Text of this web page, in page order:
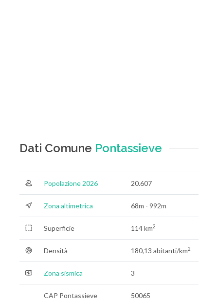
Dati Comune Pontassieve
Popolazione 2026 20.607
Zona altimetrica 68m - 992m
Superficie 114 km2
Densità 180,13 abitanti/km2
Zona sismica 3
CAP Pontassieve 50065